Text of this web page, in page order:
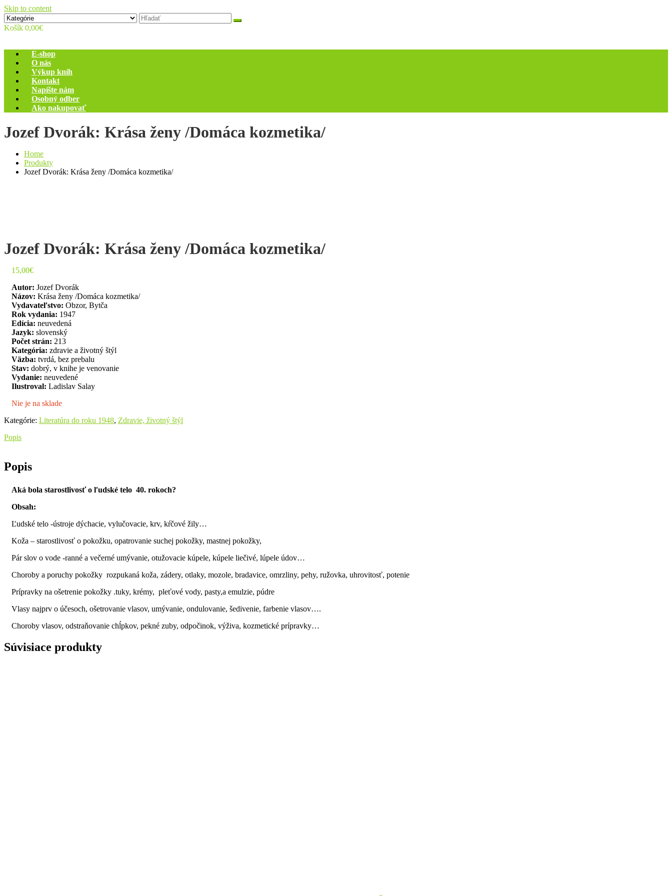
Skip to content
Zelený dom
Antikvariát
Košík 0,00€
E-shop
O nás
Výkup kníh
Kontakt
Napíšte nám
Osobný odber
Ako nakupovať
Jozef Dvorák: Krása ženy /Domáca kozmetika/
Home
Produkty
Jozef Dvorák: Krása ženy /Domáca kozmetika/
Jozef Dvorák: Krása ženy /Domáca kozmetika/
15,00€
Autor: Jozef Dvorák
Názov: Krása ženy /Domáca kozmetika/
Vydavateľstvo: Obzor, Bytča
Rok vydania: 1947
Edícia: neuvedená
Jazyk: slovenský
Počet strán: 213
Kategória: zdravie a životný štýl
Väzba: tvrdá, bez prebalu
Stav: dobrý, v knihe je venovanie
Vydanie: neuvedené
Ilustroval: Ladislav Salay
Nie je na sklade
Kategórie: Literatúra do roku 1948, Zdravie, životný štýl
Popis
Popis
Aká bola starostlivosť o ľudské telo 40. rokoch?
Obsah:
Ľudské telo -ústroje dýchacie, vylučovacie, krv, kŕčové žily…
Koža – starostlivosť o pokožku, opatrovanie suchej pokožky, mastnej pokožky,
Pár slov o vode -ranné a večerné umývanie, otužovacie kúpele, kúpele liečivé, lúpele údov…
Choroby a poruchy pokožky rozpukaná koža, zádery, otlaky, mozole, bradavice, omrzliny, pehy, ružovka, uhrovitosť, potenie
Prípravky na ošetrenie pokožky .tuky, krémy, pleťové vody, pasty,a emulzie, púdre
Vlasy najprv o účesoch, ošetrovanie vlasov, umývanie, ondulovanie, šedivenie, farbenie vlasov….
Choroby vlasov, odstraňovanie chĺpkov, pekné zuby, odpočinok, výživa, kozmetické prípravky…
Súvisiace produkty